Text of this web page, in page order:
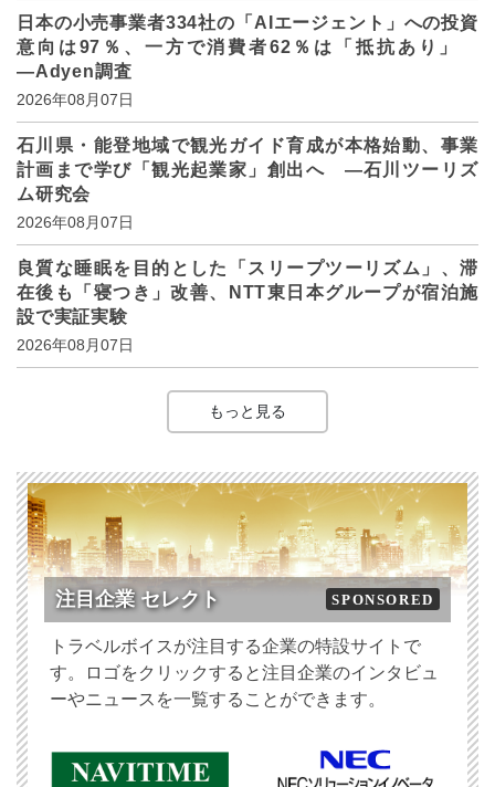
日本の小売事業者334社の「AIエージェント」への投資
意向は97％、一方で消費者62％は「抵抗あり」
―Adyen調査
2026年08月07日
石川県・能登地域で観光ガイド育成が本格始動、事業
計画まで学び「観光起業家」創出へ ―石川ツーリズ
ム研究会
2026年08月07日
良質な睡眠を目的とした「スリープツーリズム」、滞
在後も「寝つき」改善、NTT東日本グループが宿泊施
設で実証実験
2026年08月07日
もっと見る
注目企業 セレクト SPONSORED
トラベルボイスが注目する企業の特設サイトで
す。ロゴをクリックすると注目企業のインタビュ
ーやニュースを一覧することができます。